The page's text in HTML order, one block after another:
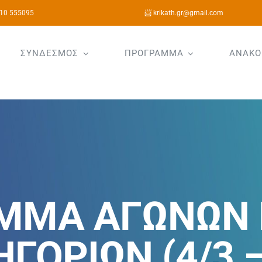
555095 📨 krikath.gr@gmail.com
ΣΥΝΔΕΣΜΟΣ ΠΡΟΓΡΑΜΜΑ
ΑΓΩΝΩΝ